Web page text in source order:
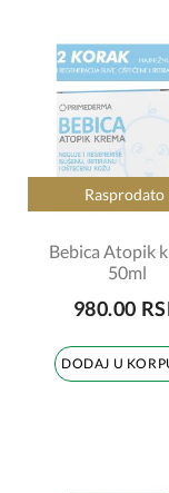
Rasprodato
Bebica Atopik
50ml
980.00
DODAJ U